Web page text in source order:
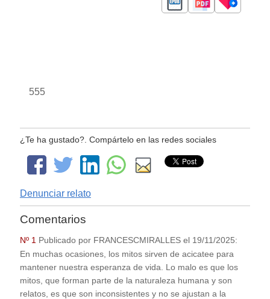
555
¿Te ha gustado?. Compártelo en las redes sociales
Denunciar relato
Comentarios
Nº 1 Publicado por FRANCESCMIRALLESel 19/11/2025:
En muchas ocasiones, los mitos sirven de acicatee para
mantener nuestra esperanza de vida. Lo malo es que los
mitos, que forman parte de la naturaleza humana y son
relatos, es que son inconsistentes y no se ajustan a la